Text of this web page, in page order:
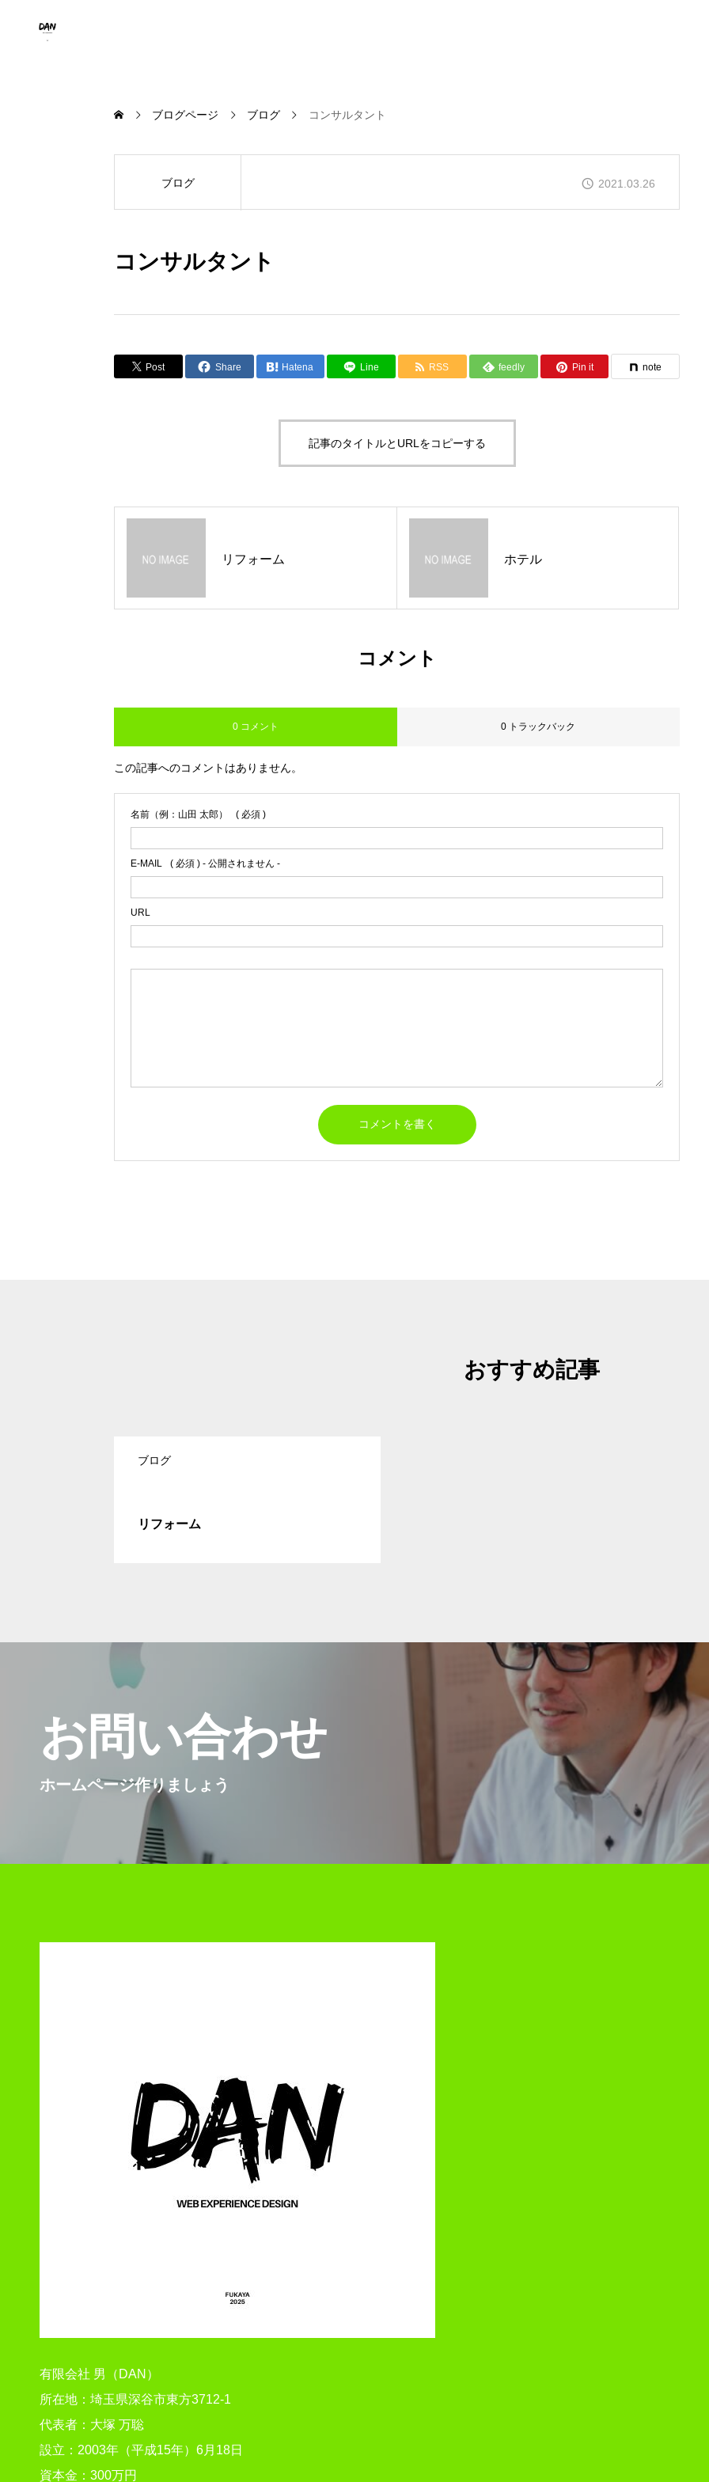
ブログページ ブログ コンサルタント
ブログ 2021.03.26
コンサルタント
Post Share Hatena Line RSS feedly Pin it note
記事のタイトルとURLをコピーする
リフォーム ホテル
コメント
0 コメント 0 トラックバック
この記事へのコメントはありません。
名前（例：山田 太郎） ( 必須 )
E-MAIL ( 必須 ) - 公開されません -
URL
おすすめ記事
ブログ
リフォーム
お問い合わせ
ホームページ作りましょう
有限会社 男（DAN）
所在地：埼玉県深谷市東方3712-1
代表者：大塚 万聡
設立：2003年（平成15年）6月18日
資本金：300万円